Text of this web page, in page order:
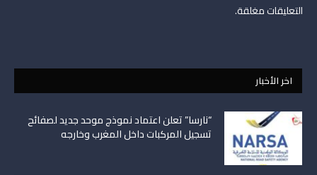
التعليقات مغلقة.
اخر الأخبار
“نارسا” تعلن اعتماد نموذج موحد جديد لصفائح
تسجيل المركبات داخل المغرب وخارجه